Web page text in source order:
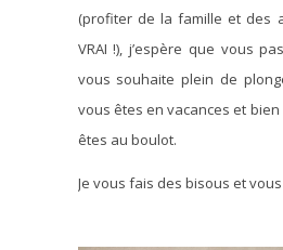
(profiter de la famille et des
VRAI !), j’espère que vous
vous souhaite plein de
vous êtes en vacances et
êtes au boulot.
Je vous fais des bisous et